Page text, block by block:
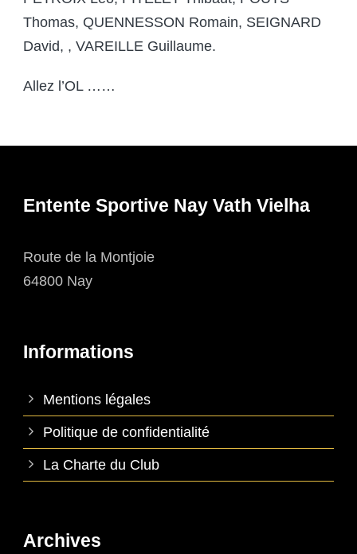
Thomas, QUENNESSON Romain, SEIGNARD
David, , VAREILLE Guillaume.
Allez l’OL ……
Entente Sportive Nay Vath Vielha
Route de la Montjoie
64800 Nay
Informations
Mentions légales
Politique de confidentialité
La Charte du Club
Archives